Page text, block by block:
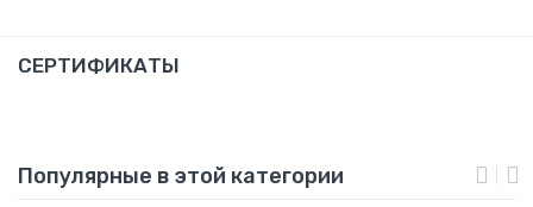
СЕРТИФИКАТЫ
Популярные в этой категории